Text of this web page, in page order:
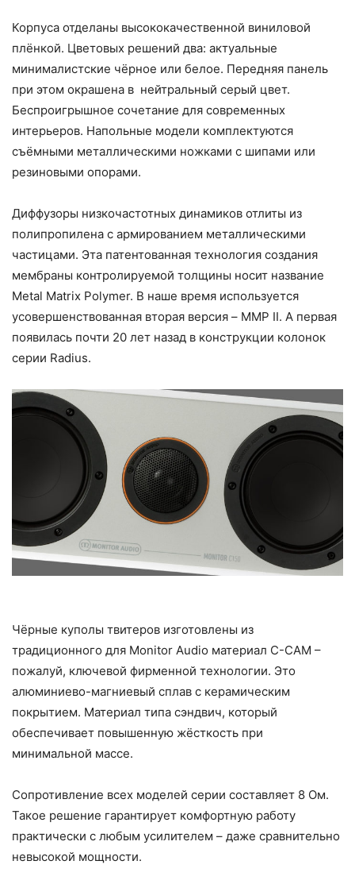
Корпуса отделаны высококачественной виниловой
плёнкой. Цветовых решений два: актуальные
минималистские чёрное или белое. Передняя панель
при этом окрашена в нейтральный серый цвет.
Беспроигрышное сочетание для современных
интерьеров. Напольные модели комплектуются
съёмными металлическими ножками с шипами или
резиновыми опорами.
Диффузоры низкочастотных динамиков отлиты из
полипропилена с армированием металлическими
частицами. Эта патентованная технология создания
мембраны контролируемой толщины носит название
Metal Matrix Polymer. В наше время используется
усовершенствованная вторая версия – MMP II. А первая
появилась почти 20 лет назад в конструкции колонок
серии Radius.
Чёрные куполы твитеров изготовлены из
традиционного для Monitor Audio материал C-CAM –
пожалуй, ключевой фирменной технологии. Это
алюминиево-магниевый сплав с керамическим
покрытием. Материал типа сэндвич, который
обеспечивает повышенную жёсткость при
минимальной массе.
Сопротивление всех моделей серии составляет 8 Ом.
Такое решение гарантирует комфортную работу
практически с любым усилителем – даже сравнительно
невысокой мощности.